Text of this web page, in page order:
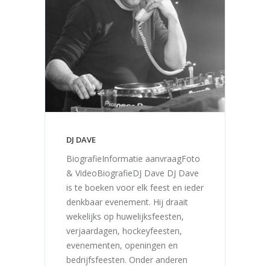
DJ DAVE
BiografieInformatie aanvraagFoto
& VideoBiografieDJ Dave DJ Dave
is te boeken voor elk feest en ieder
denkbaar evenement. Hij draait
wekelijks op huwelijksfeesten,
verjaardagen, hockeyfeesten,
evenementen, openingen en
bedrijfsfeesten. Onder anderen